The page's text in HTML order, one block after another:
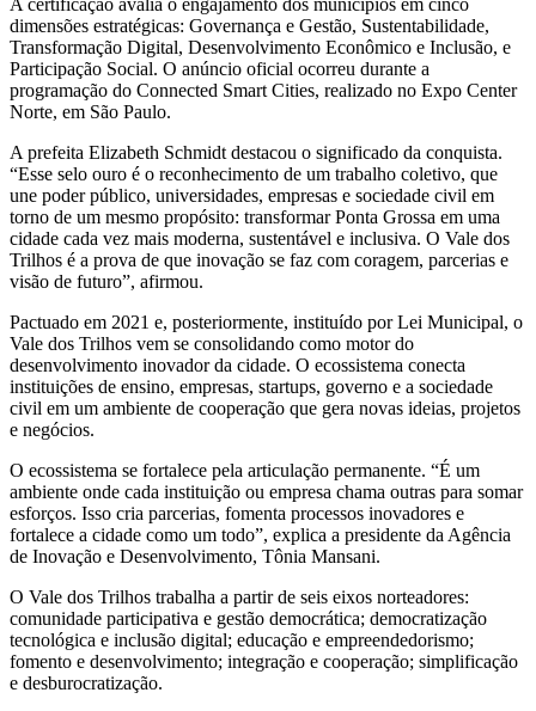
A certificação avalia o engajamento dos municípios em cinco
dimensões estratégicas: Governança e Gestão, Sustentabilidade,
Transformação Digital, Desenvolvimento Econômico e Inclusão, e
Participação Social. O anúncio oficial ocorreu durante a
programação do Connected Smart Cities, realizado no Expo Center
Norte, em São Paulo.
A prefeita Elizabeth Schmidt destacou o significado da conquista.
“Esse selo ouro é o reconhecimento de um trabalho coletivo, que
une poder público, universidades, empresas e sociedade civil em
torno de um mesmo propósito: transformar Ponta Grossa em uma
cidade cada vez mais moderna, sustentável e inclusiva. O Vale dos
Trilhos é a prova de que inovação se faz com coragem, parcerias e
visão de futuro”, afirmou.
Pactuado em 2021 e, posteriormente, instituído por Lei Municipal, o
Vale dos Trilhos vem se consolidando como motor do
desenvolvimento inovador da cidade. O ecossistema conecta
instituições de ensino, empresas, startups, governo e a sociedade
civil em um ambiente de cooperação que gera novas ideias, projetos
e negócios.
O ecossistema se fortalece pela articulação permanente. “É um
ambiente onde cada instituição ou empresa chama outras para somar
esforços. Isso cria parcerias, fomenta processos inovadores e
fortalece a cidade como um todo”, explica a presidente da Agência
de Inovação e Desenvolvimento, Tônia Mansani.
O Vale dos Trilhos trabalha a partir de seis eixos norteadores:
comunidade participativa e gestão democrática; democratização
tecnológica e inclusão digital; educação e empreendedorismo;
fomento e desenvolvimento; integração e cooperação; simplificação
e desburocratização.